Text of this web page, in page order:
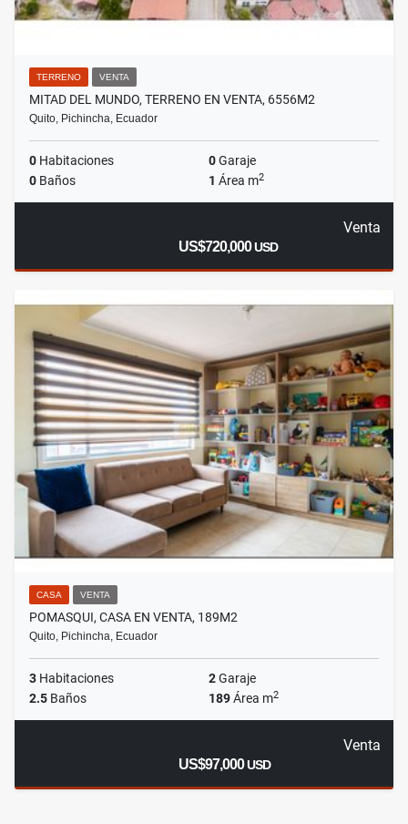
TERRENO VENTA
MITAD DEL MUNDO, TERRENO EN VENTA, 6556M2
Quito, Pichincha, Ecuador
0 Habitaciones 0Garaje
0 Baños 1 Área m2
Venta
US$720,000USD
CASA VENTA
POMASQUI, CASA EN VENTA, 189M2
Quito, Pichincha, Ecuador
3 Habitaciones 2Garaje
2.5 Baños 189Área m2
Venta
US$97,000USD